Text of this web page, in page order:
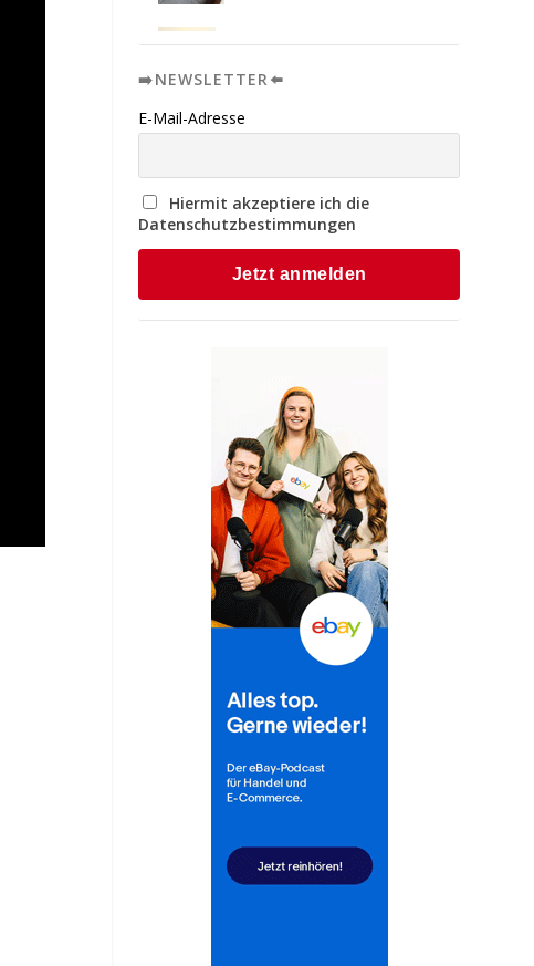
➡️NEWSLETTER⬅️
E-Mail-Adresse
Hiermit akzeptiere ich die
Datenschutzbestimmungen